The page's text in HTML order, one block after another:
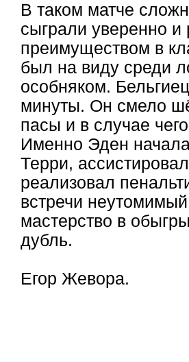
В таком матче
сыграли уверенно и
преимуществом в
был на виду среди
особняком.
минуты. Он смело
пасы и в случае
Именно Эден
Терри,
реализовал
встречи
мастерство в
дубль.
Егор Жевора.